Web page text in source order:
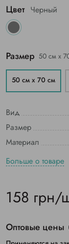
Цвет Черный
Размер 50 см х
50 см х 70 см
Вид
Размер
Материал
Больше о товаре
158 грн/
Оптовые цены